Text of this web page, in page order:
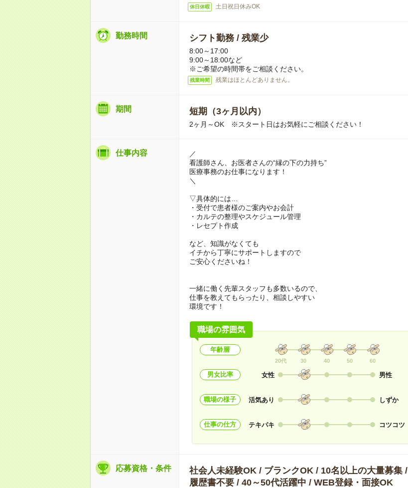
休日休暇 土日祝日休みOK
勤務時間 シフト勤務 / 残業少
8:00～17:00
9:00～18:00など
※ご希望の時間帯をご相談ください。
残業時間 残業はほとんどありません。
期間 短期（3ヶ月以内）
2ヶ月～OK ※スタート日はお気軽にご相談ください！
仕事内容
／
看護師さん、お医者さんの“縁の下の力持ち”
医療事務のお仕事になります！
＼
▽具体的には…
・受付で患者様のご案内やお会計
・カルテの整理やスケジュール管理
・レセプト作成
など、知識がなくても
イチから丁寧にサポートしますので
ご安心くださいね！
一緒に働く先輩スタッフも多数いるので、
仕事を教えてもらったり、相談しやすい
環境です！
職場の雰囲気
年齢層
20代 30 40 50 60
男女比率 女性 男性
職場の様子 活気あり しずか
仕事の仕方 テキパキ コツコツ
応募資格・条件
社会人未経験OK / ブランクOK / 10名以上の大量募集 /
履歴書不要 / 40～50代活躍中 / WEB登録・面接OK